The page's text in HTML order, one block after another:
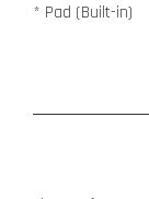
* Pad (Built-in)